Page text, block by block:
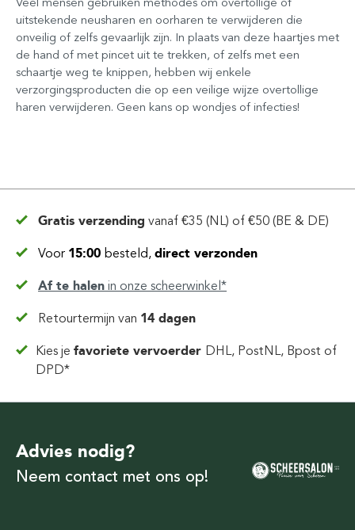
uitstekende neusharen en oorharen te verwijderen die
onveilig of zelfs gevaarlijk zijn. In plaats van deze haartjes met
de hand of met pincet uit te trekken, of zelfs met een
schaartje weg te knippen, hebben wij enkele
verzorgingsproducten die op een veilige wijze overtollige
haren verwijderen. Geen kans op wondjes of infecties!
Gratis verzending vanaf €35 (NL) of €50 (BE & DE)
Voor 15:00 besteld, direct verzonden
Af te halen in onze scheerwinkel*
Retourtermijn van 14 dagen
Kies jefavoriete vervoerder DHL, PostNL, Bpost of
DPD*
Advies nodig?
Neem contact met ons op!